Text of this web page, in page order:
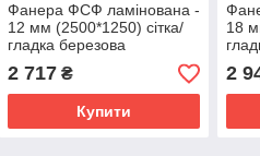
Фанера ФСФ ламінована -
12 мм (2500*1250) сітка/
гладка березова
водостійка
2 717₴
Купити
18
2